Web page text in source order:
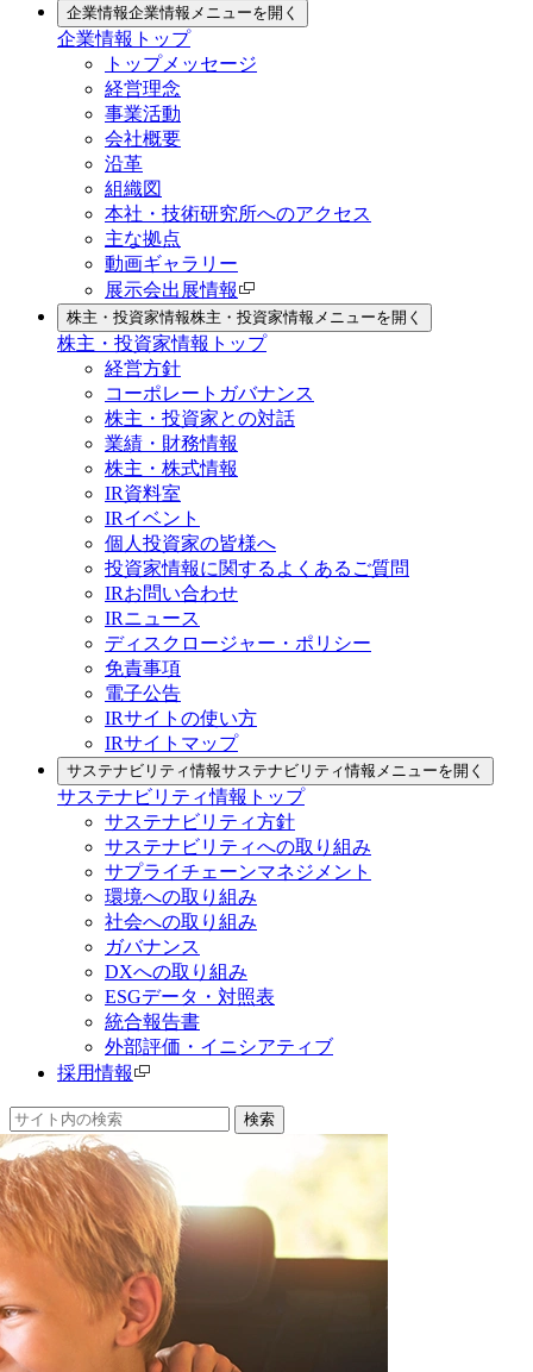
企業情報企業情報メニューを開く
企業情報トップ
トップメッセージ
経営理念
事業活動
会社概要
沿革
組織図
本社・技術研究所へのアクセス
主な拠点
動画ギャラリー
展示会出展情報
株主・投資家情報株主・投資家情報メニューを開く
株主・投資家情報トップ
経営方針
コーポレートガバナンス
株主・投資家との対話
業績・財務情報
株主・株式情報
IR資料室
IRイベント
個人投資家の皆様へ
投資家情報に関するよくあるご質問
IRお問い合わせ
IRニュース
ディスクロージャー・ポリシー
免責事項
電子公告
IRサイトの使い方
IRサイトマップ
サステナビリティ情報サステナビリティ情報メニューを開く
サステナビリティ情報トップ
サステナビリティ方針
サステナビリティへの取り組み
サプライチェーンマネジメント
環境への取り組み
社会への取り組み
ガバナンス
DXへの取り組み
ESGデータ・対照表
統合報告書
外部評価・イニシアティブ
採用情報